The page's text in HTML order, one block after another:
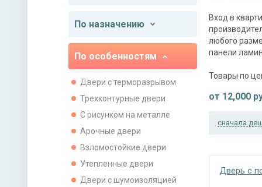
По назначению
По особенностям
Двери с терморазрывом
Трехконтурные двери
С рисунком на металле
Арочные двери
Взломостойкие двери
Утепленные двери
Двери с шумоизоляцией
Вход в
любого
панели
Товары по
от 12,000
сначала
Дверь с